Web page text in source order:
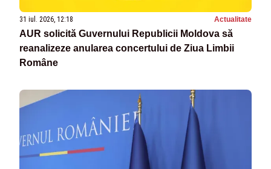
31 iul. 2026, 12:18 Actualitate
AUR solicită Guvernului Republicii Moldova să
reanalizeze anularea concertului de Ziua Limbii
Române